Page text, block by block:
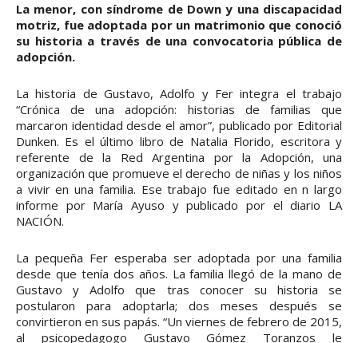
La menor, con síndrome de Down y una discapacidad
motriz, fue adoptada por un matrimonio que conoció
su historia a través de una convocatoria pública de
adopción.
La historia de Gustavo, Adolfo y Fer integra el trabajo
“Crónica de una adopción: historias de familias que
marcaron identidad desde el amor”, publicado por Editorial
Dunken. Es el último libro de Natalia Florido, escritora y
referente de la Red Argentina por la Adopción, una
organización que promueve el derecho de niñas y los niños
a vivir en una familia. Ese trabajo fue editado en n largo
informe por María Ayuso y publicado por el diario LA
NACIÓN.
La pequeña Fer esperaba ser adoptada por una familia
desde que tenía dos años. La familia llegó de la mano de
Gustavo y Adolfo que tras conocer su historia se
postularon para adoptarla; dos meses después se
convirtieron en sus papás. “Un viernes de febrero de 2015,
al psicopedagogo Gustavo Gómez Toranzos le